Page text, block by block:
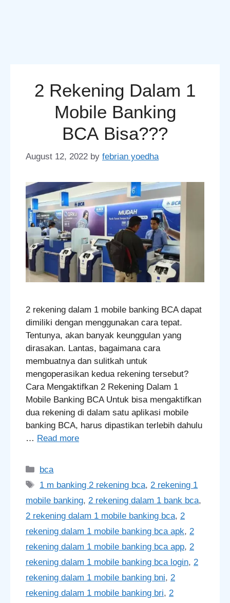
2 Rekening Dalam 1
Mobile Banking
BCA Bisa???
August 12, 2022 by febrian yoedha
2 rekening dalam 1 mobile banking BCA dapat
dimiliki dengan menggunakan cara tepat.
Tentunya, akan banyak keunggulan yang
dirasakan. Lantas, bagaimana cara
membuatnya dan sulitkah untuk
mengoperasikan kedua rekening tersebut?
Cara Mengaktifkan 2 Rekening Dalam 1
Mobile Banking BCA Untuk bisa mengaktifkan
dua rekening di dalam satu aplikasi mobile
banking BCA, harus dipastikan terlebih dahulu
… Read more
Categories
bca
Tags
1 m banking 2 rekening bca,2 rekening 1
mobile banking, 2 rekening dalam 1 bank bca,
2 rekening dalam 1 mobile banking bca, 2
rekening dalam 1 mobile banking bca apk, 2
rekening dalam 1 mobile banking bca app, 2
rekening dalam 1 mobile banking bca login, 2
rekening dalam 1 mobile banking bni, 2
rekening dalam 1 mobile banking bri, 2